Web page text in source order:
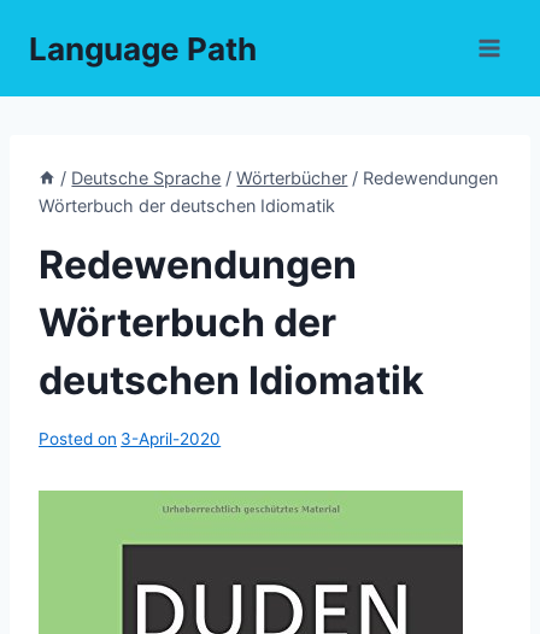
Language Path
/ Deutsche Sprache / Wörterbücher / Redewendungen
Wörterbuch der deutschen Idiomatik
Redewendungen
Wörterbuch der
deutschen Idiomatik
Posted on 3-April-2020